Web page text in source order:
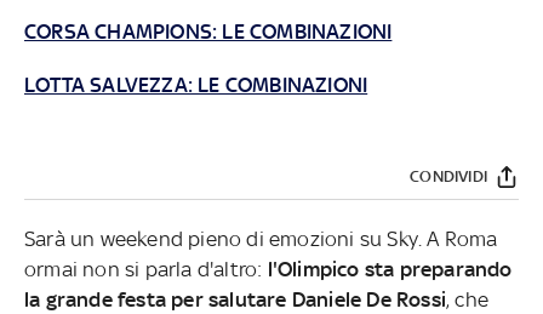
CORSA CHAMPIONS: LE COMBINAZIONI
LOTTA SALVEZZA: LE COMBINAZIONI
CONDIVIDI
Sarà un weekend pieno di emozioni su Sky. A Roma
ormai non si parla d'altro: l'Olimpico sta preparando
la grande festa per salutare Daniele De Rossi, che